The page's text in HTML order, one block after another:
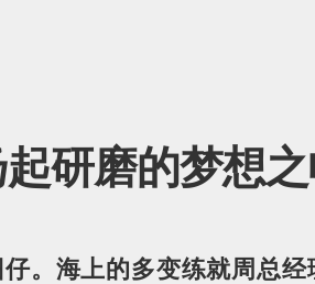
研磨的梦想
。海上的多变练就周总